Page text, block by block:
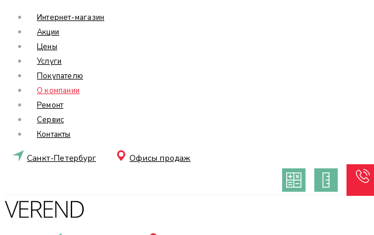
Интернет-магазин
Акции
Цены
Услуги
Покупателю
О компании
Ремонт
Сервис
Контакты
Санкт-Петербург Офисы продаж